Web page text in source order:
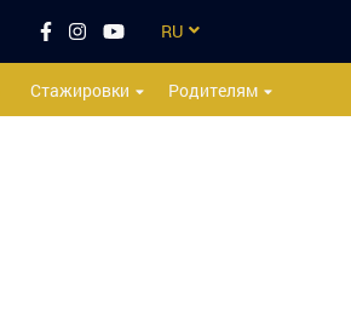
RU
EN
Стажировки
Родителям